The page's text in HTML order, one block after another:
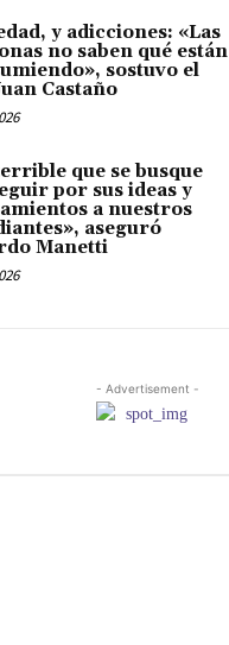
y adicciones: «Las
no saben qué están
sostuvo el
Castaño
que se busque
por sus ideas y
a nuestros
aseguró
Manetti
- Advertisement -